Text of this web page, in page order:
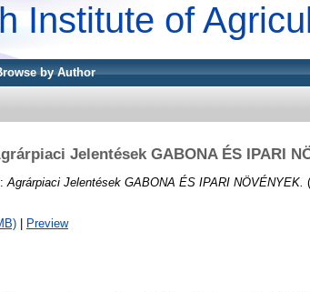
Institute of
by Author
Jelentések GABONA ÉS IPARI
Agrárpiaci Jelentések GABONA ÉS IPARI NÖVÉNYEK.
Preview